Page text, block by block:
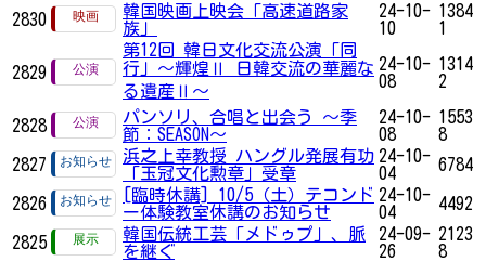
2830
韓国映画上映会「高速道路家
族」
24-10-
10
1384
1
2829
第12回 韓日文化交流公演「同
行」～輝煌Ⅱ 日韓交流の華麗な
る遺産Ⅱ～
24-10-
08
1314
2
2828
パンソリ、合唱と出会う ～季
節：SEASON～
24-10-
08
1553
8
2827
浜之上幸教授 ハングル発展有功
「玉冠文化勲章」受章
24-10-
04
6784
2826
[臨時休講] 10/5（土）テコンド
ー体験教室休講のお知らせ
24-10-
04
4492
2825
韓国伝統工芸「メドゥプ」、脈
を継ぐ
24-09-
26
2123
8